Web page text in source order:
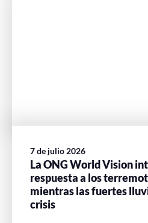
7 de julio 2026
La ONG World Vision
respuesta a los
mientras las fuertes
crisis